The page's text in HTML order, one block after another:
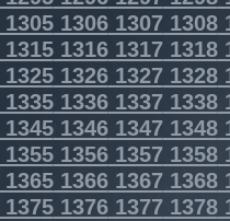
130613071308
131613171318
132613271328
133613371338
134613471348
135613571358
13661367 1368
13761377 1378